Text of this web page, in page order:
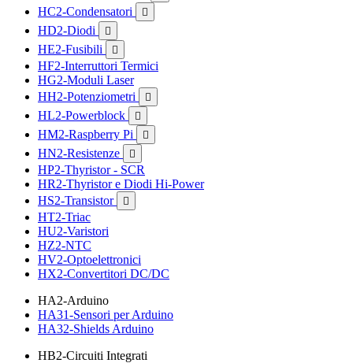
HC2-Condensatori 
HD2-Diodi 
HE2-Fusibili 
HF2-Interruttori Termici
HG2-Moduli Laser
HH2-Potenziometri

HL2-Powerblock 
HM2-Raspberry Pi 
HN2-Resistenze 
HP2-Thyristor - SCR
HR2-Thyristor e Diodi Hi-Power
HS2-Transistor

HT2-Triac
HU2-Varistori
HZ2-NTC
HV2-Optoelettronici
HX2-Convertitori DC/DC
HA2-Arduino
HA31-Sensori per Arduino
HA32-Shields Arduino
HB2-Circuiti Integrati